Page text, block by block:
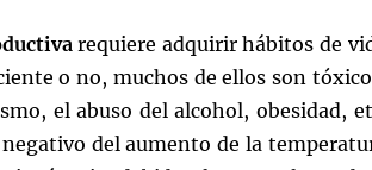
requiere adquirir hábitos de
o no, muchos de ellos son
el abuso del alcohol, obesidad,
del aumento de la